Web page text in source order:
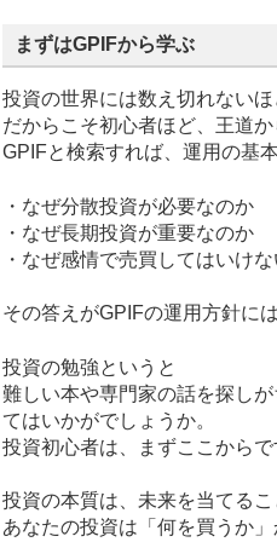
まずはGPIFから学ぶ
投資の世界には数え切れないほ
だからこそ初心者ほど、王道か
GPIFと検索すれば、運用の基
・なぜ分散投資が必要なのか
・なぜ長期投資が重要なのか
・なぜ感情で売買してはいけ
その答えがGPIFの運用方針に
投資の勉強というと
難しい本や専門家の話を探し
てはいかがでしょうか。
投資初心者は、まずここからで
投資の本質は、未来を当てる
あなたの投資は「何を買うか」